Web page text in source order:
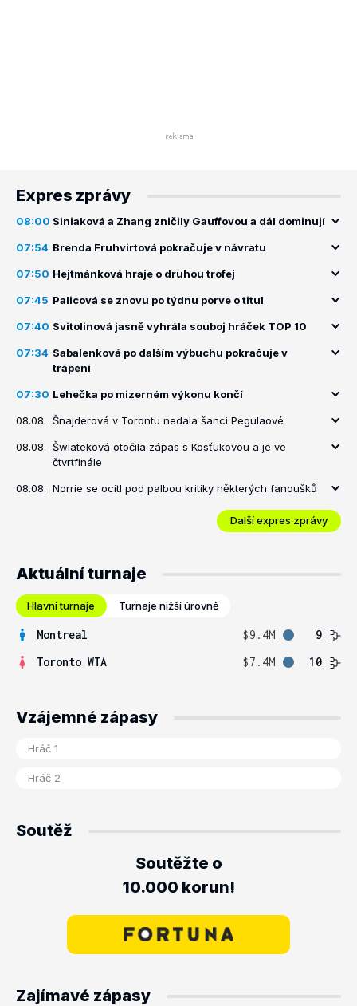
Expres zprávy
08:00 Siniaková a Zhang zničily Gauffovou a dál dominují
07:54 Brenda Fruhvirtová pokračuje v návratu
07:50 Hejtmánková hraje o druhou trofej
07:45 Palicová se znovu po týdnu porve o titul
07:40 Svitolinová jasně vyhrála souboj hráček TOP 10
07:34 Sabalenková po dalším výbuchu pokračuje v
trápení
07:30 Lehečka po mizerném výkonu končí
08.08. Šnajderová v Torontu nedala šanci Pegulaové
08.08. Šwiateková otočila zápas s Kosťukovou a je ve
čtvrtfinále
08.08. Norrie se ocitl pod palbou kritiky některých fanoušků
Další expres zprávy
Aktuální turnaje
Hlavní turnaje Turnaje nižší úrovně
Montreal $9.4M
9
Toronto WTA
$7.4M 10
Vzájemné zápasy
Soutěž
Soutěžte o
10.000 korun!
Zajímavé zápasy